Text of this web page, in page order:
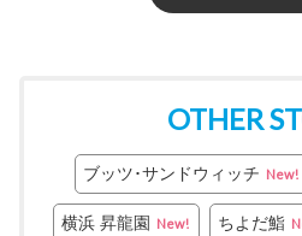
OTHER
ブッツ･サンドウィッチ New!
横浜 昇龍園 New! ちよだ鮨